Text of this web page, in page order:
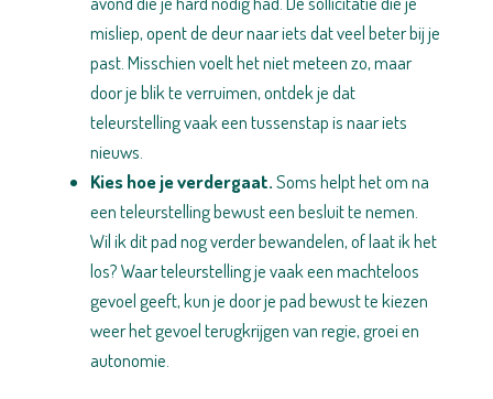
misliep, opent de deur naar iets dat veel beter bij je
past. Misschien voelt het niet meteen zo, maar
door je blik te verruimen, ontdek je dat
teleurstelling vaak een tussenstap is naar iets
nieuws.
Kies hoe je verdergaat.Soms helpt het om na
een teleurstelling bewust een besluit te nemen.
Wil ik dit pad nog verder bewandelen, of laat ik het
los? Waar teleurstelling je vaak een machteloos
gevoel geeft, kun je door je pad bewust te kiezen
weer het gevoel terugkrijgen van regie, groei en
autonomie.